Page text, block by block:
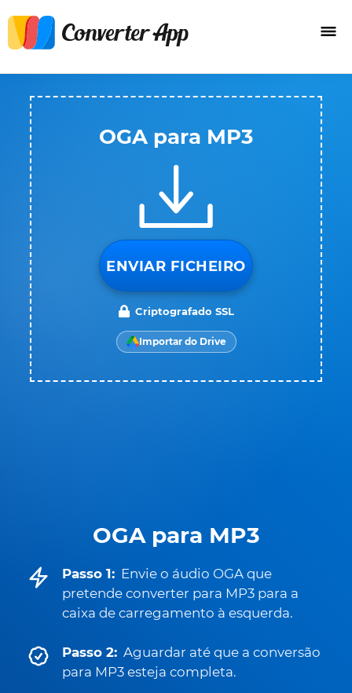
OGA para MP3
Passo 1: Envie o áudio OGA que
pretende converter para MP3 para a
caixa de carregamento à esquerda.
Passo 2: Aguardar até que a conversão
para MP3 esteja completa.
OGA para MP3
ENVIAR FICHEIRO
Criptografado SSL
Importar do Drive